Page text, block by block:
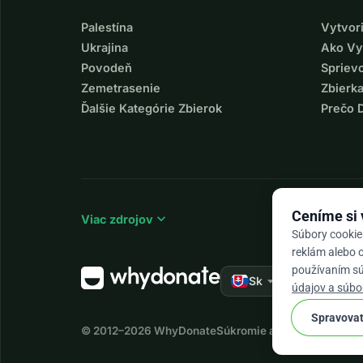
Palestína
Ukrajina
Povodeň
Zemetrasenie
Ďalšie Kategórie Zbierok
Ako
Prečo
Viac zdrojov expand_more
Sk arrow_drop_down ★★★★★
© 2012–2026 WhyDonateSúkromie a cookies
Ceníme si
Súbory
reklám alebo
používaním
údajov a